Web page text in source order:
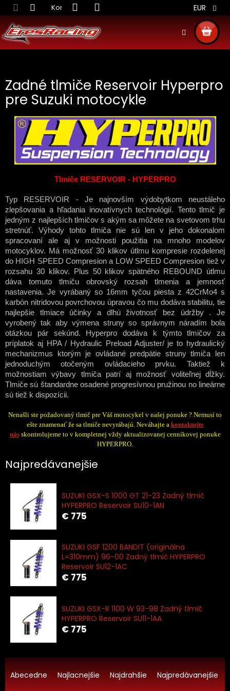
Prejsť
na
obsah
Kontakt Obchodné podmienky Doprava
EUR
KOŠÍK
Zadné tlmiče Reservoir Hyperpro
pre Suzuki motocykle
Tlmiče RESERVOIR - HYPERPRO
Typ RESERVOIR - Je najnovším výdobytkom neustáleho
zlepšovania a hľadania inovatívnych technológií. Tento tlmič je
jedným z najlepších tlmičov s akým sa môžete na svetovom trhu
stretnúť. Výhody tohto tlmiča nie sú len v jeho dokonalom
spracovaní ale aj v možnosti použitia na mnoho modelov
motocyklov. Má možnosť 30 klikov útlmu kompresie rozdelenej
do HIGH SPEED Compresion a LOW SPEED Compresion tiež v
rozsahu 30 klikov. Plus 50 klikov spätného REBOUND útlmu
dáva tomuto tlmiču obrovský rozsah tlmenia a jemnosť
nastavenia. Je vyrábaný so 16mm tyčou piesta z 42CrMo4 s
karbón nitridovou povrchovou úpravou čo mu dodáva stabilitu, tie
najlepšie tlmiace účinky a dlhú životnosť bez údržby . Je
vyrobený tak aby výmena struny so správnym náradím bola
otázkou pár sekúnd. Hyperpro dodáva k týmto tlmičov za
príplatok aj HPA / Hydraulic Preload Adjuster/ je to hydraulický
mechanizmus ktorým je ovládané predpätie struny tlmiča len
jednoduchým otočeným ovládacieho prvku. Taktiež k
možnostiam výbavy tlmiča patrí aj možnosť voliteľnej dĺžky.
Tlmiče sú štandardne osadené progresívnou pružinou no lineárne
sú tiež k dispozícii.
Nenašli ste požadovaný tlmič pre Váš motocykel v našej ponuke ? Nemusí to
ešte znamenať že sa tlmiče nevyrábajú. Neváhajte a kontaktujte
nás skontrolujeme to v kompletnej vždy aktualizovanej cenníkovej ponuke
HYPERPRO.
Najpredávanejšie
SUZUKI GSX-S 1000 GT 21-23 Zadný tlmič
HYPERPRO Reservoir SU10-1AN
€ 775
SUZUKI GSF 1200 BANDIT (originálna
L=310mm) 96-00 Zadný tlmič HYPERPRO
Reservoir SU12-1AC
€ 775
SUZUKI GSX-R 1100 W 93-98 Zadný tlmič
HYPERPRO Reservoir SU11-1AA
€ 775
R
a
d
Abecedne Najlacnejšie Najdrahšie Najpredávanejšie